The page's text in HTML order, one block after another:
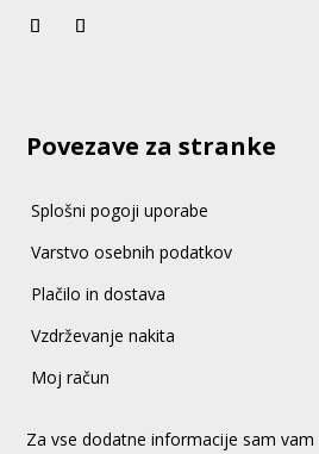
Povezave za stranke
Splošni pogoji uporabe
Varstvo osebnih podatkov
Plačilo in dostava
Vzdrževanje nakita
Moj račun
Za vse dodatne informacije sam